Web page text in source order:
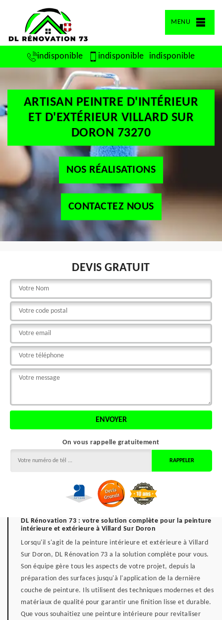
MENU
indisponible indisponible indisponible
ARTISAN PEINTRE D'INTÉRIEUR
ET D'EXTÉRIEUR VILLARD SUR
DORON 73270
NOS RÉALISATIONS
CONTACTEZ NOUS
DEVIS GRATUIT
On vous rappelle gratuitement
DL Rénovation 73 : votre solution complète pour la peinture
intérieure et extérieure à Villard Sur Doron
Lorsqu'il s'agit de la peinture intérieure et extérieure à Villard
Sur Doron, DL Rénovation 73 a la solution complète pour vous.
Son équipe gère tous les aspects de votre projet, depuis la
préparation des surfaces jusqu'à l'application de la dernière
couche de peinture. Ils utilisent des techniques modernes et des
matériaux de qualité pour garantir une finition lisse et durable.
Que vous souhaitiez une peinture intérieure pour revitaliser